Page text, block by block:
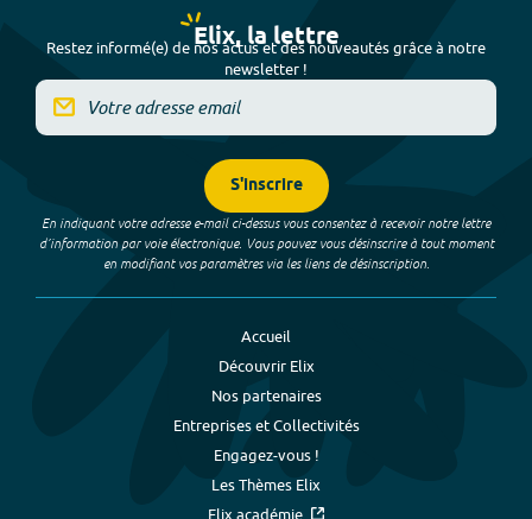
Elix, la lettre
Restez informé(e) de nos actus et des nouveautés grâce à notre
newsletter !
S'inscrire
En indiquant votre adresse e-mail ci-dessus vous consentez à recevoir notre lettre
d’information par voie électronique. Vous pouvez vous désinscrire à tout moment
en modifiant vos paramètres via les liens de désinscription.
Accueil
Découvrir Elix
Nos partenaires
Entreprises et Collectivités
Engagez-vous !
Les Thèmes Elix
Elix académie